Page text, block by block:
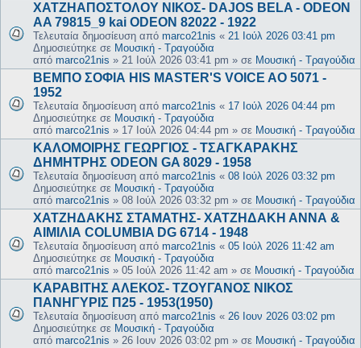
ΧΑΤΖΗΑΠΟΣΤΟΛΟΥ ΝΙΚΟΣ- DAJOS BELA - ODEON
AA 79815_9 kai ODEON 82022 - 1922
Τελευταία δημοσίευση από marco21nis « 21 Ιούλ 2026 03:41 pm
Δημοσιεύτηκε σε Μουσική - Τραγούδια
από marco21nis » 21 Ιούλ 2026 03:41 pm » σε Μουσική - Τραγούδια
ΒΕΜΠΟ ΣΟΦΙΑ HIS MASTER'S VOICE AO 5071 -
1952
Τελευταία δημοσίευση από marco21nis « 17 Ιούλ 2026 04:44 pm
Δημοσιεύτηκε σε Μουσική - Τραγούδια
από marco21nis » 17 Ιούλ 2026 04:44 pm » σε Μουσική - Τραγούδια
ΚΑΛΟΜΟΙΡΗΣ ΓΕΩΡΓΙΟΣ - ΤΣΑΓΚΑΡΑΚΗΣ
ΔΗΜΗΤΡΗΣ ODEON GA 8029 - 1958
Τελευταία δημοσίευση από marco21nis « 08 Ιούλ 2026 03:32 pm
Δημοσιεύτηκε σε Μουσική - Τραγούδια
από marco21nis » 08 Ιούλ 2026 03:32 pm » σε Μουσική - Τραγούδια
ΧΑΤΖΗΔΑΚΗΣ ΣΤΑΜΑΤΗΣ- ΧΑΤΖΗΔΑΚΗ ΑΝΝΑ &
ΑΙΜΙΛΙΑ COLUMBIA DG 6714 - 1948
Τελευταία δημοσίευση από marco21nis « 05 Ιούλ 2026 11:42 am
Δημοσιεύτηκε σε Μουσική - Τραγούδια
από marco21nis » 05 Ιούλ 2026 11:42 am » σε Μουσική - Τραγούδια
ΚΑΡΑΒΙΤΗΣ ΑΛΕΚΟΣ- ΤΖΟΥΓΑΝΟΣ ΝΙΚΟΣ
ΠΑΝΗΓΥΡΙΣ Π25 - 1953(1950)
Τελευταία δημοσίευση από marco21nis « 26 Ιουν 2026 03:02 pm
Δημοσιεύτηκε σε Μουσική - Τραγούδια
από marco21nis » 26 Ιουν 2026 03:02 pm » σε Μουσική - Τραγούδια